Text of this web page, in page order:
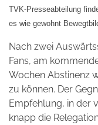
TVK-Presseabteilung
es wie gewohnt
Nach zwei
Fans, am
Wochen Abstinenz
zu können. Der
Empfehlung, in der
knapp die